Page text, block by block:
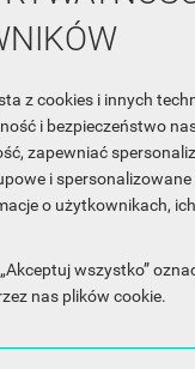
z cookies i innych
i bezpieczeństwo
zapewniać
i spersonalizowane
o użytkownikach,
wszystko”
nas plików cookie.